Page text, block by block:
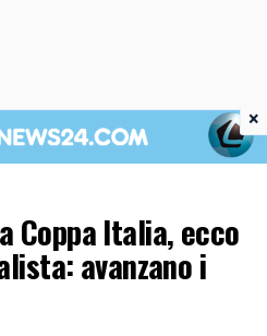
Coppa Italia, ecco
avanzano i
×